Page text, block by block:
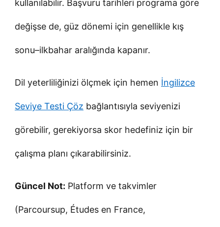
kullanılabilir. Başvuru tarihleri programa göre
değişse de, güz dönemi için genellikle kış
sonu–ilkbahar aralığında kapanır.
Dil yeterliliğinizi ölçmek için hemen İngilizce
Seviye Testi Çöz bağlantısıyla seviyenizi
görebilir, gerekiyorsa skor hedefiniz için bir
çalışma planı çıkarabilirsiniz.
Güncel Not: Platform ve takvimler
(Parcoursup, Études en France,